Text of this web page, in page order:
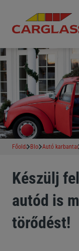
Főoldal BlogAutó
Készülj
autód is
törődést!